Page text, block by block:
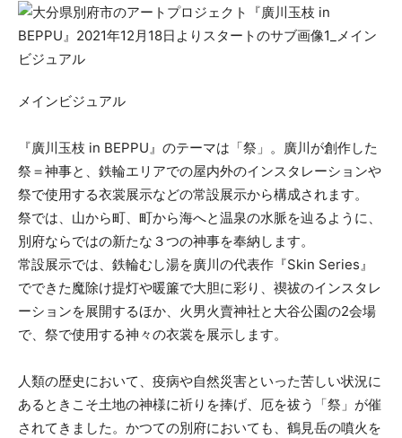
メインビジュアル
『廣川玉枝 in BEPPU』のテーマは「祭」。廣川が創作した
祭＝神事と、鉄輪エリアでの屋内外のインスタレーションや
祭で使用する衣裳展示などの常設展示から構成されます。
祭では、山から町、町から海へと温泉の水脈を辿るように、
別府ならではの新たな３つの神事を奉納します。
常設展示では、鉄輪むし湯を廣川の代表作『Skin Series』
でできた魔除け提灯や暖簾で大胆に彩り、禊祓のインスタレ
ーションを展開するほか、火男火賣神社と大谷公園の2会場
で、祭で使用する神々の衣裳を展示します。
人類の歴史において、疫病や自然災害といった苦しい状況に
あるときこそ土地の神様に祈りを捧げ、厄を祓う「祭」が催
されてきました。かつての別府においても、鶴見岳の噴火を